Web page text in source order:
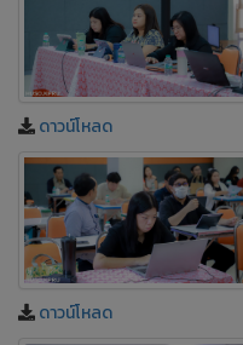
ดาวน์โหลด
ดาวน์โหลด